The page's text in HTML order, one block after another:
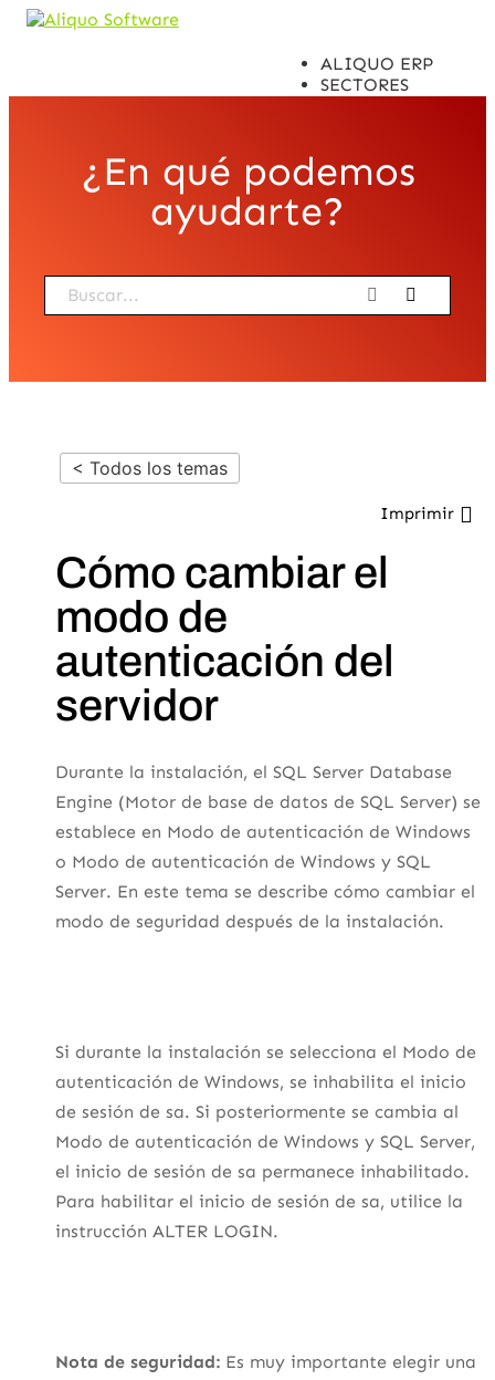
ALIQUO ERP
SECTORES
CONTACTO
¿En qué podemos
ayudarte?
< Todos los temas
Imprimir
Cómo cambiar el
modo de
autenticación del
servidor
Durante la instalación, el SQL Server Database
Engine (Motor de base de datos de SQL Server) se
establece en Modo de autenticación de Windows
o Modo de autenticación de Windows y SQL
Server. En este tema se describe cómo cambiar el
modo de seguridad después de la instalación.
Si durante la instalación se selecciona el Modo de
autenticación de Windows, se inhabilita el inicio
de sesión de sa. Si posteriormente se cambia al
Modo de autenticación de Windows y SQL Server,
el inicio de sesión de sa permanece inhabilitado.
Para habilitar el inicio de sesión de sa, utilice la
instrucción ALTER LOGIN.
Nota de seguridad:Es muy importante elegir una